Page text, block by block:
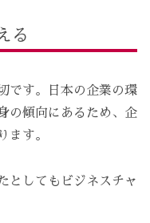
る
です。日本の企業の環
の傾向にあるため、企
ます。
としてもビジネスチャ